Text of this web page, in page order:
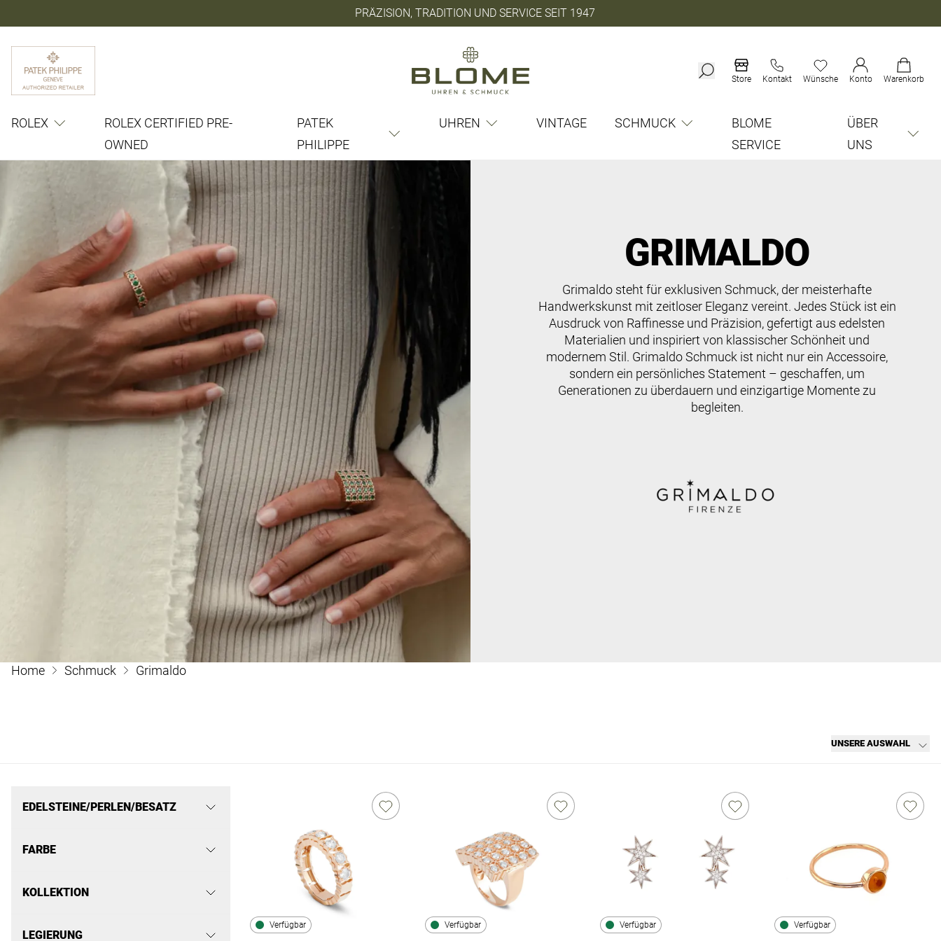
PRÄZISION, TRADITION UND SERVICE SEIT 1947
Store Kontakt Wünsche Konto Warenkorb
ROLEX
ROLEX CERTIFIED PRE-
OWNED
PATEK
PHILIPPE
UHREN VINTAGE SCHMUCK
BLOME
SERVICE
ÜBER
UNS
GRIMALDO
Grimaldo steht für exklusiven Schmuck, der meisterhafte
Handwerkskunst mit zeitloser Eleganz vereint. Jedes Stück ist ein
Ausdruck von Raffinesse und Präzision, gefertigt aus edelsten
Materialien und inspiriert von klassischer Schönheit und
modernem Stil. Grimaldo Schmuck ist nicht nur ein Accessoire,
sondern ein persönliches Statement – geschaffen, um
Generationen zu überdauern und einzigartige Momente zu
begleiten.
Home Schmuck Grimaldo
UNSERE AUSWAHL
EDELSTEINE/PERLEN/BESATZ
FARBE
KOLLEKTION
LEGIERUNG
Verfügbar Verfügbar Verfügbar Verfügbar